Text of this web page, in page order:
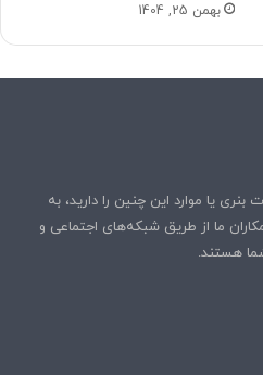
بهمن 25, 1404
بنری یا موارد این چنین را دارید، به
ما از طریق شبکه‌های اجتماعی و
هستند.